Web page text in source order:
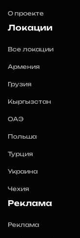
О проекте
Локации
Все локации
Армения
Грузия
Кыргызстан
ОАЭ
Польша
Турция
Украина
Чехия
Реклама
Реклама